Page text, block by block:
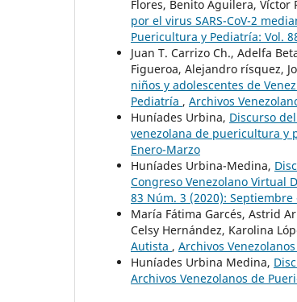
Flores, Benito Aguilera, Víctor
por el virus SARS-CoV-2
Puericultura y Pediatría: Vol.
Juan T. Carrizo Ch., Adelfa
Figueroa, Alejandro rísquez,
niños y adolescentes de
Pediatría , Archivos
Huníades Urbina, Discurso
venezolana de puericultura y
Enero-Marzo
Huníades Urbina-Medina,
Congreso Venezolano Virtual
83 Núm. 3 (2020):
María Fátima Garcés, Astrid
Celsy Hernández, Karolina
Autista , Archivos
Huníades Urbina Medina,
Archivos Venezolanos de